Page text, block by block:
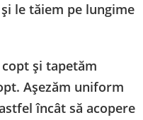
le tăiem pe lungime
și tapetăm
Așezăm uniform
încât să acopere